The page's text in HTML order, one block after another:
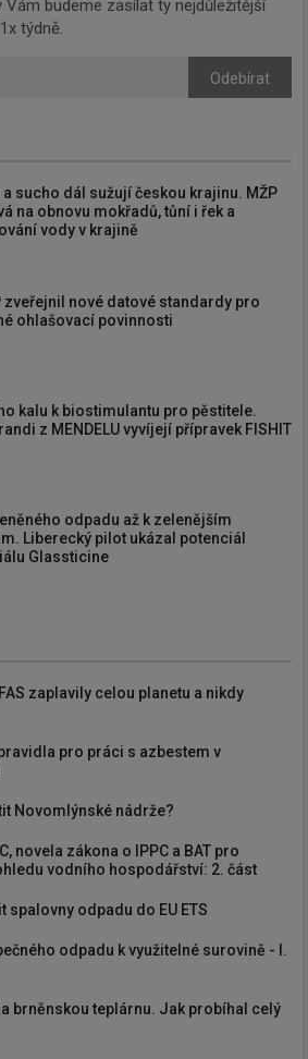
Vám budeme zasílat ty nejdůležitější
týdně.
Odebírat
sucho dál sužují českou krajinu. MŽP
na obnovu mokřadů, tůní i řek a
vody v krajině
zveřejnil nové datové standardy pro
ohlašovací povinnosti
kalu k biostimulantu pro pěstitele.
z MENDELU vyvíjejí přípravek FISHIT
odpadu až k zelenějším
Liberecký pilot ukázal potenciál
Glassticine
zaplavily celou planetu a nikdy
pro práci s azbestem v
Novomlýnské nádrže?
novela zákona o IPPC a BAT pro
vodního hospodářství: 2. část
spalovny odpadu do EU ETS
odpadu k využitelné surovině - I.
brněnskou teplárnu. Jak probíhal celý